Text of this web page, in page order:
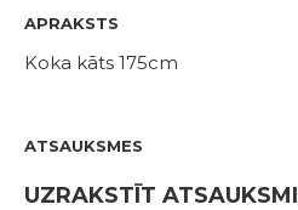
APRAKSTS
Koka kāts 175cm
ATSAUKSMES
UZRAKSTĪT ATSAUKSMI